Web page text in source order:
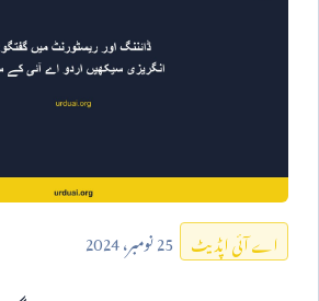
اے آئی اپڈیٹ 25نومبر،2024